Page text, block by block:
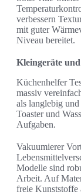
verbessern
mit guter
Niveau bereitet.
Kleingeräte
Küchenhelfer
massiv
als langlebig
Toaster und
Aufgaben.
Vakuumierer
Modelle sind
Arbeit. Auf
freie Kunststoffe